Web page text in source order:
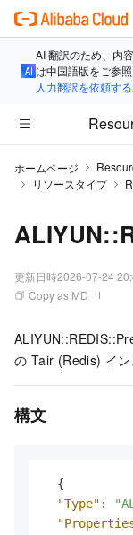
AI 翻訳のため、内
は中国語版をご参照
人力翻訳を依頼する
ホームページ
リソースタイプ
更新日時2026-07-24
Copy as MD
の Tair (Redis) イン
構文
{
"Type" :